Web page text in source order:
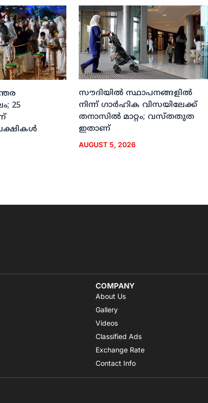
25
സൗദിയില്‍ സ്ഥാപനങ്ങളില്‍
നിന്ന് ഗാര്‍ഹിക വിസയിലേക്ക്
തനാസില്‍ മാറ്റം; വസ്തതുത
ഇതാണ്
AUGUST 5, 2026
COMPANY
About Us
Gallery
Videos
Classified Ads
Exchange Rate
Contact Info